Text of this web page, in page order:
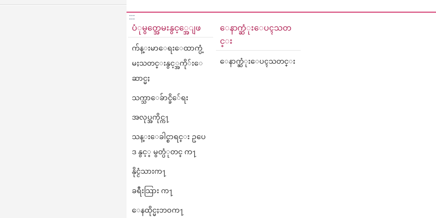
:::
ပံုမွတ္အေမးနွင့္အေျဖ
က်န္းမာေရးေထာက္ပံ့
မႈသတင္းနွင့္အကို်းေ
ဆာင္မႈ
သက္သာေခ်ာင္ခိ်ေရး
အလုပ္အကိုင္က႑
သန္းေခါင္စာရင္း ဥပေ
ဒ နွင့္ မွတ္ပံုတင္ က႑
နိုင္ငံသားက႑
ခရီးသြား က႑
ေနထိုင္မႈဘဝက႑
ေနာက္ဆံုးေပၚသတ
င္း
ေနာက္ဆံုးေပၚသတင္း